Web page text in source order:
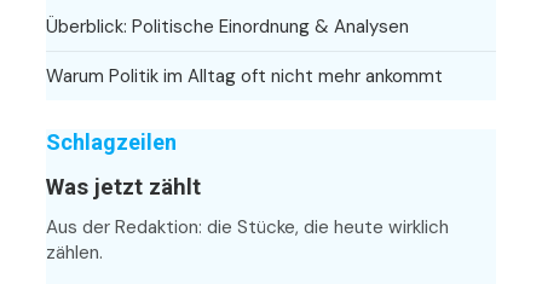
Überblick: Politische Einordnung & Analysen
Warum Politik im Alltag oft nicht mehr ankommt
Schlagzeilen
Was jetzt zählt
Aus der Redaktion: die Stücke, die heute wirklich
zählen.